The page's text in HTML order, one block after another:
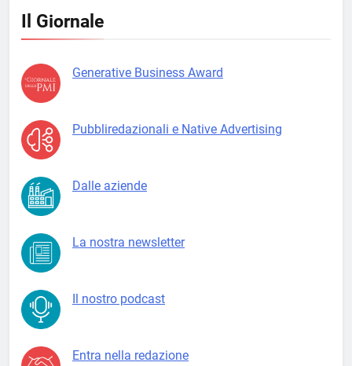
Il Giornale
Generative Business Award
Pubbliredazionali e Native Advertising
Dalle aziende
La nostra newsletter
Il nostro podcast
Entra nella redazione